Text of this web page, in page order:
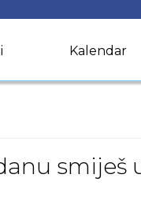
Kalendar
smiješ